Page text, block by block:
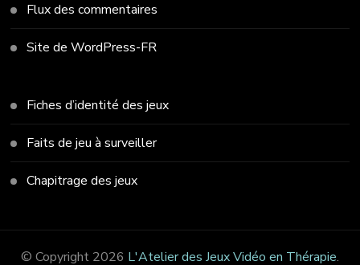
Flux des commentaires
Site de WordPress-FR
Fiches d’identité des jeux
Faits de jeu à surveiller
Chapitrage des jeux
© Copyright 2026 L'Atelier des Jeux Vidéo en Thérapie.